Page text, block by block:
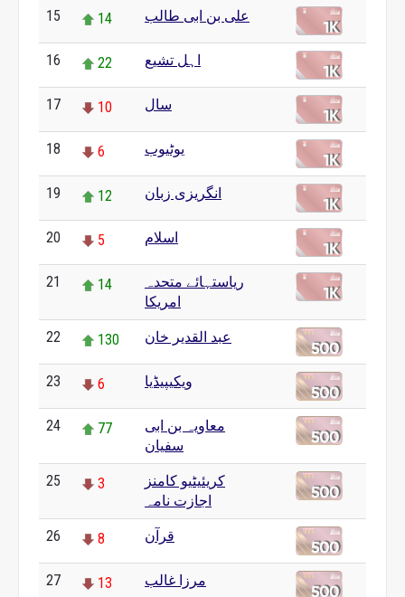
15 14 علی بن ابی طالب
16 22 اہل تشیع
17 10 سال
18 6 یوٹیوب
19 12 انگریزی زبان
20 5 اسلام
21 14
ریاستہائے متحدہ
امریکا
22 130 عبد القدیر خان
23 6 ویکیپیڈیا
24 77
معاویہ بن ابی
سفیان
25 3
کریئیٹیو کامنز
اجازت نامہ
26 8 قرآن
27 13 مرزا غالب